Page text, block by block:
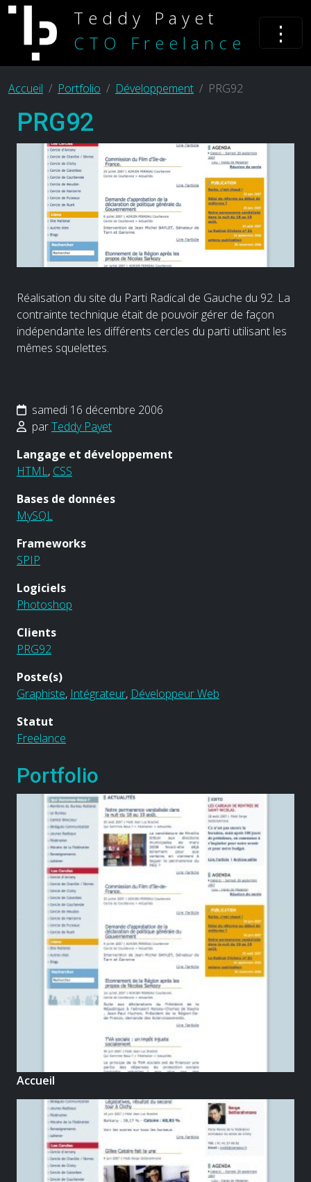
Teddy Payet
CTO Freelance
⋮
Accueil Portfolio Développement PRG92
PRG92
Réalisation du site du Parti Radical de Gauche du 92. La
contrainte technique était de pouvoir gérer de façon
indépendante les différents cercles du parti utilisant les
mêmes squelettes.
samedi 16 décembre 2006
parTeddy Payet
Langage et développement
HTML, CSS
Bases de données
MySQL
Frameworks
SPIP
Logiciels
Photoshop
Clients
PRG92
Poste(s)
Graphiste, Intégrateur, Développeur Web
Statut
Freelance
Portfolio
Accueil